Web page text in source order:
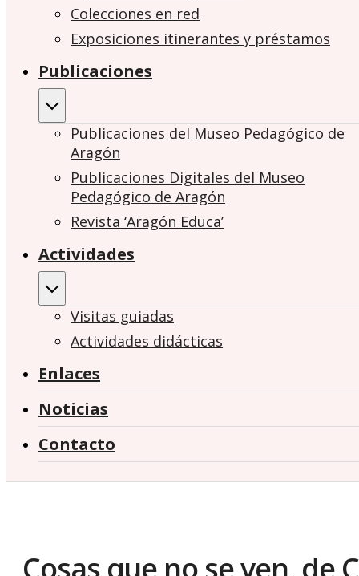
Colecciones en red
Exposiciones itinerantes y préstamos
Publicaciones
Publicaciones del Museo Pedagógico de
Aragón
Publicaciones Digitales del Museo
Pedagógico de Aragón
Revista ‘Aragón Educa’
Actividades
Visitas guiadas
Actividades didácticas
Enlaces
Noticias
Contacto